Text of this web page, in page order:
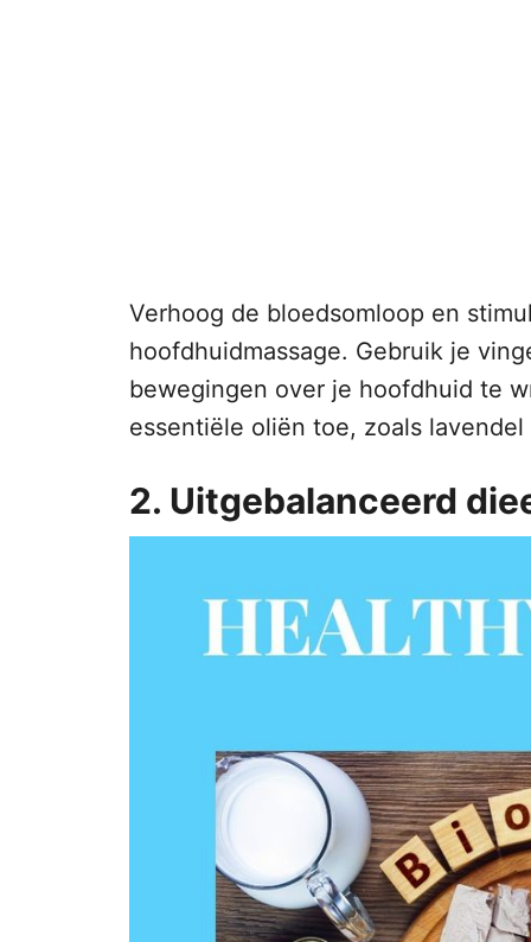
Verhoog de bloedsomloop en
hoofdhuidmassage. Gebruik je
bewegingen over je hoofdhuid te
essentiële oliën toe, zoals
2. Uitgebalanceerd